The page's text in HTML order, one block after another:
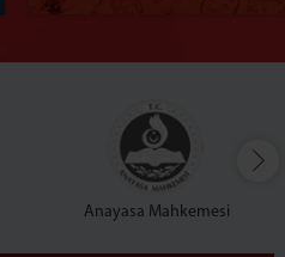
Anayasa Mahkemesi